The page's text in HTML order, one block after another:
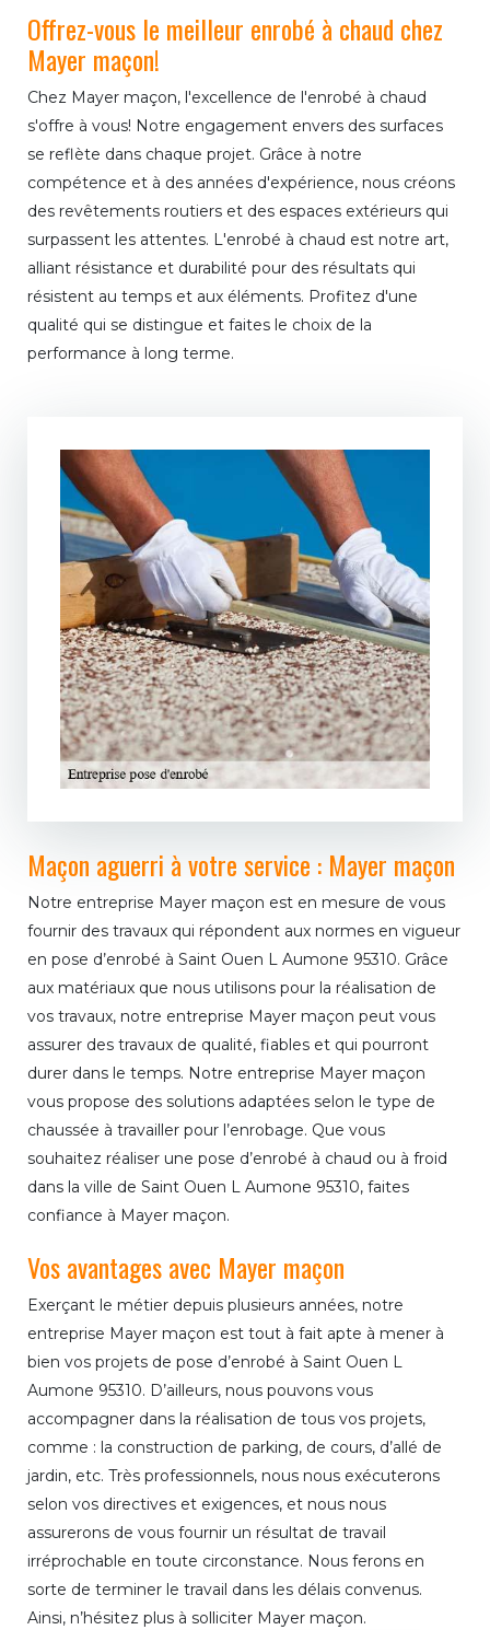
Offrez-vous le meilleur enrobé à chaud chez
Mayer maçon!
Chez Mayer maçon, l'excellence de l'enrobé à chaud
s'offre à vous! Notre engagement envers des surfaces
se reflète dans chaque projet. Grâce à notre
compétence et à des années d'expérience, nous créons
des revêtements routiers et des espaces extérieurs qui
surpassent les attentes. L'enrobé à chaud est notre art,
alliant résistance et durabilité pour des résultats qui
résistent au temps et aux éléments. Profitez d'une
qualité qui se distingue et faites le choix de la
performance à long terme.
Maçon aguerri à votre service : Mayer maçon
Notre entreprise Mayer maçon est en mesure de vous
fournir des travaux qui répondent aux normes en vigueur
en pose d’enrobé à Saint Ouen L Aumone 95310. Grâce
aux matériaux que nous utilisons pour la réalisation de
vos travaux, notre entreprise Mayer maçon peut vous
assurer des travaux de qualité, fiables et qui pourront
durer dans le temps. Notre entreprise Mayer maçon
vous propose des solutions adaptées selon le type de
chaussée à travailler pour l’enrobage. Que vous
souhaitez réaliser une pose d’enrobé à chaud ou à froid
dans la ville de Saint Ouen L Aumone 95310, faites
confiance à Mayer maçon.
Vos avantages avec Mayer maçon
Exerçant le métier depuis plusieurs années, notre
entreprise Mayer maçon est tout à fait apte à mener à
bien vos projets de pose d’enrobé à Saint Ouen L
Aumone 95310. D’ailleurs, nous pouvons vous
accompagner dans la réalisation de tous vos projets,
comme : la construction de parking, de cours, d’allé de
jardin, etc. Très professionnels, nous nous exécuterons
selon vos directives et exigences, et nous nous
assurerons de vous fournir un résultat de travail
irréprochable en toute circonstance. Nous ferons en
sorte de terminer le travail dans les délais convenus.
Ainsi, n’hésitez plus à solliciter Mayer maçon.